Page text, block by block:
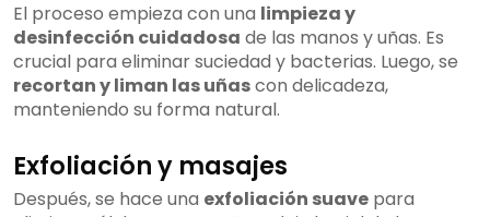
El proceso empieza con una limpieza y
desinfección cuidadosa de las manos y uñas. Es
crucial para eliminar suciedad y bacterias. Luego, se
recortan y liman las uñascon delicadeza,
manteniendo su forma natural.
Exfoliación y masajes
Después, se hace una exfoliación suave para